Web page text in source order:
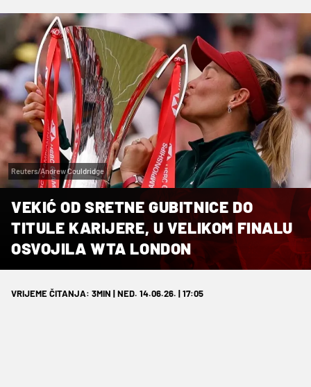
Reuters/Andrew Couldridge
VEKIĆ OD SRETNE GUBITNICE DO
TITULE KARIJERE, U VELIKOM FINALU
OSVOJILA WTA LONDON
VRIJEME ČITANJA: 3MIN | NED. 14.06.26. | 17:05